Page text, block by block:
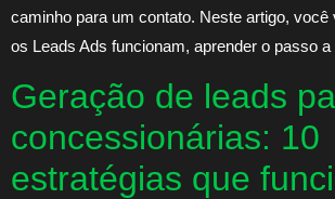
caminho para um contato. Neste artigo, você
os Leads Ads funcionam, aprender o passo
Geração de leads
concessionárias: 10
estratégias que